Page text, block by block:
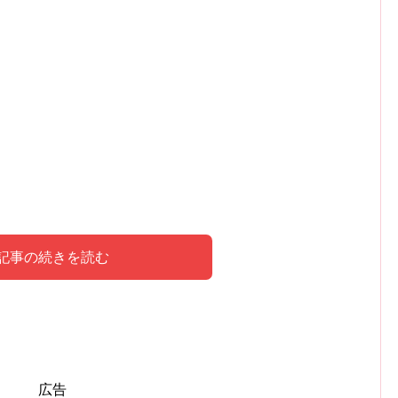
事の続きを読む
占われた内容はこちら！
広告